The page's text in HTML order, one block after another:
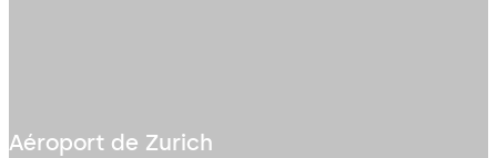
Aéroport de Zurich